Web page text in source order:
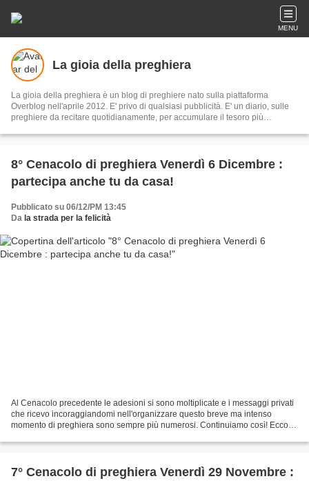
MENU
La gioia della preghiera
La gioia della preghiera è un blog di preghiere nato sulla piattaforma
Overblog nell'aprile 2012. E' privo di qualsiasi pubblicità. E' un diario, sulle
preghiere da recitare quotidianamente, per accumulare il tesoro più
8° Cenacolo di preghiera Venerdì 6 Dicembre :
partecipa anche tu da casa!
Pubblicato su 06/12/PM 13:45
Da la strada per la felicità
Al Cenacolo precedente le adesioni si sono moltiplicate e i messaggi privati
che ricevo incoraggiandomi nell'organizzare questo breve ma intenso
momento di preghiera sono sempre più numerosi. Continuiamo così! Ecco il
7° Cenacolo di preghiera Venerdì 29 Novembre :